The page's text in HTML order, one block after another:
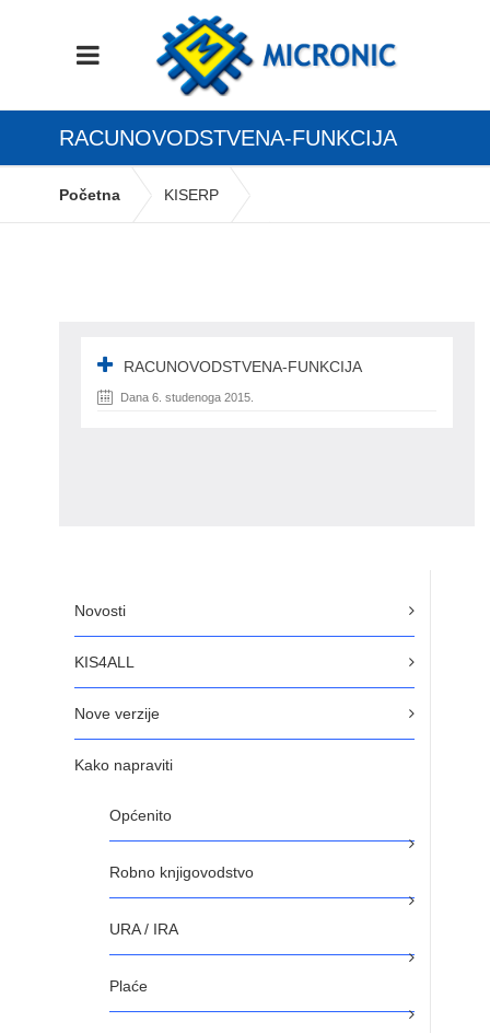
RACUNOVODSTVENA-FUNKCIJA
Početna KISERP
Novosti
KIS4ALL
Nove verzije
Kako napraviti
Općenito
Robno knjigovodstvo
URA / IRA
Plaće
RACUNOVODSTVENA-FUNKCIJA
Dana 6. studenoga 2015.